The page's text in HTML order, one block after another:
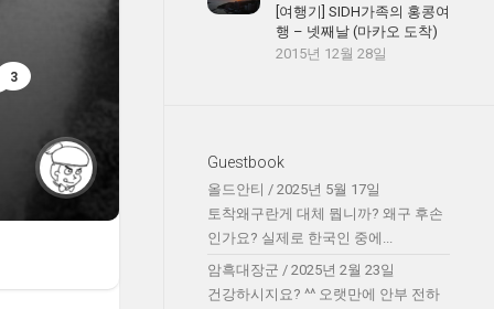
3
[여행기] SIDH가족의 홍콩여
행 – 넷째날 (마카오 도착)
2015년 12월 28일
Guestbook
올드안티 / 2025년 5월 17일
토착왜구란게 대체 뭡니까? 왜구 후손
인가요? 실제로 한국인 중에...
암흑대장군 / 2025년 2월 23일
건강하시지요? ^^ 오랫만에 안부 전하